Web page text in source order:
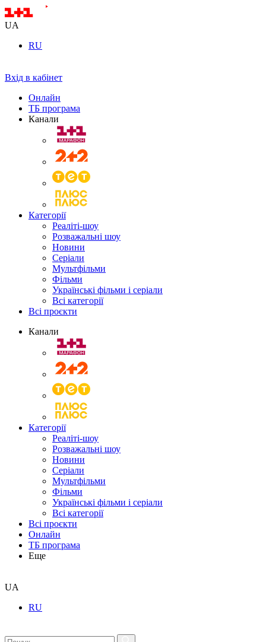
UA
RU
Вхід в кабінет
Онлайн
ТБ програма
Канали
Категорії
Реаліті-шоу
Розважальні шоу
Новини
Серіали
Мультфільми
Фільми
Українські фільми і серіали
Всі категорії
Всі проєкти
Канали
Категорії
Реаліті-шоу
Розважальні шоу
Новини
Серіали
Мультфільми
Фільми
Українські фільми і серіали
Всі категорії
Всі проєкти
Онлайн
ТБ програма
Еще
UA
RU